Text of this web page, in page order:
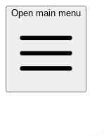
Open main menu